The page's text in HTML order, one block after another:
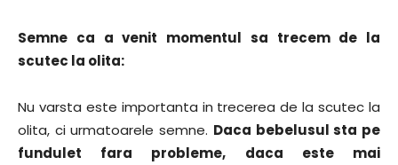
Semne ca a venit momentul sa trecem de la
scutec la olita:
Nu varsta este importanta in trecerea de la scutec la
olita, ci urmatoarele semne. Daca bebelusul sta pe
fundulet fara probleme, daca este mai